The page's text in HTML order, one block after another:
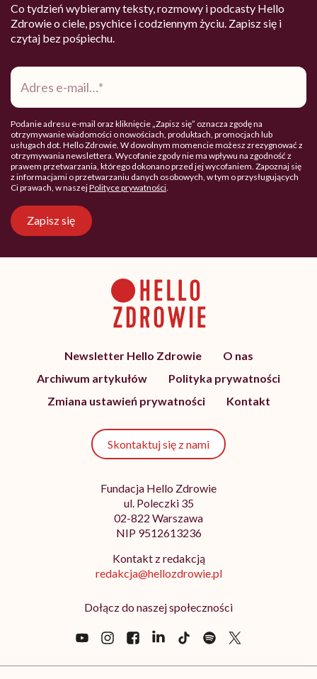
Co tydzień wybieramy teksty, rozmowy i podcasty Hello
Zdrowie o ciele, psychice i codziennym życiu. Zapisz się i
czytaj bez pośpiechu.
Adres
mail*
Podanie adresu e-mail oraz kliknięcie „Zapisz się” oznacza zgodę na
otrzymywanie wiadomości o nowościach, produktach, promocjach lub
usługach dot. Hello Zdrowie. W dowolnym momencie możesz zrezygnować z
otrzymywania newslettera. Wycofanie zgody nie ma wpływu na zgodność z
prawem przetwarzania, którego dokonano przed jej wycofaniem. Zapoznaj się
z informacjami o przetwarzaniu danych osobowych, w tym o przysługujących
Ci prawach, w naszejPolityce prywatności
Zapisz się
Newsletter Hello Zdrowie
O nas
Archiwum artykułów
Polityka prywatności
Zmiana ustawień prywatności
Kontakt
Skontaktuj się z nami
Fundacja Hello Zdrowie
ul. Poleczki 35
02-822 Warszawa
NIP 9512613236
Kontakt z redakcją
redakcja@hellozdrowie.pl
Dołącz do naszej społeczności